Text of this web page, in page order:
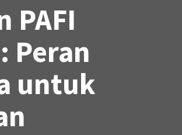
PAFI
Peran
untuk